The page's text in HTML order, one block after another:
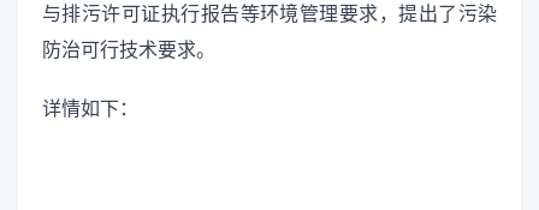
与排污许可证执行报告等环境管理要求，提出了污染
防治可行技术要求。
详情如下：